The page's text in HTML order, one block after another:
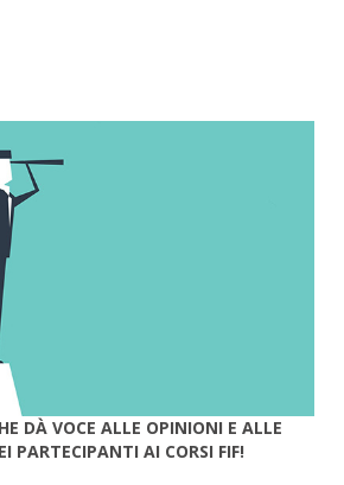
DÀ VOCE ALLE OPINIONI E ALLE
PARTECIPANTI AI CORSI FIF!